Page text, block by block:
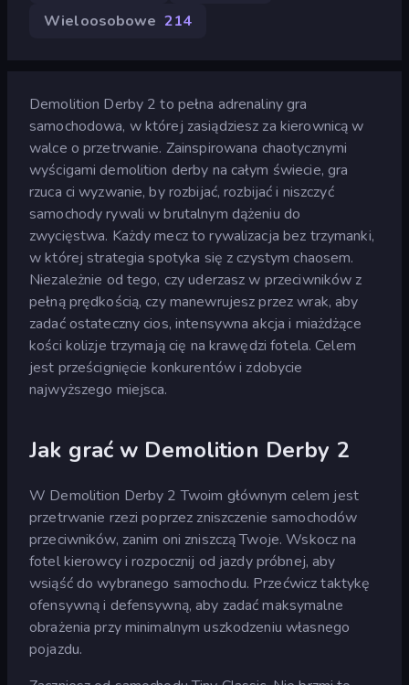
Wieloosobowe 214
Demolition Derby 2 to pełna adrenaliny gra
samochodowa, w której zasiądziesz za kierownicą w
walce o przetrwanie. Zainspirowana chaotycznymi
wyścigami demolition derby na całym świecie, gra
rzuca ci wyzwanie, by rozbijać, rozbijać i niszczyć
samochody rywali w brutalnym dążeniu do
zwycięstwa. Każdy mecz to rywalizacja bez trzymanki,
w której strategia spotyka się z czystym chaosem.
Niezależnie od tego, czy uderzasz w przeciwników z
pełną prędkością, czy manewrujesz przez wrak, aby
zadać ostateczny cios, intensywna akcja i miażdżące
kości kolizje trzymają cię na krawędzi fotela. Celem
jest prześcignięcie konkurentów i zdobycie
najwyższego miejsca.
Jak grać w Demolition Derby 2
W Demolition Derby 2 Twoim głównym celem jest
przetrwanie rzezi poprzez zniszczenie samochodów
przeciwników, zanim oni zniszczą Twoje. Wskocz na
fotel kierowcy i rozpocznij od jazdy próbnej, aby
wsiąść do wybranego samochodu. Przećwicz taktykę
ofensywną i defensywną, aby zadać maksymalne
obrażenia przy minimalnym uszkodzeniu własnego
pojazdu.